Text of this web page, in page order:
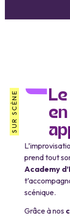
SUR SCÈNE
prend tout
Academy
scénique.
Grâce à nos